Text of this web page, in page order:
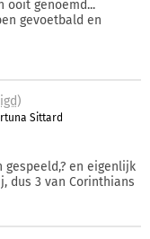
ooit genoemd...
gevoetbald en
)
Sittard
gespeeld,? en eigenlijk
dus 3 van Corinthians